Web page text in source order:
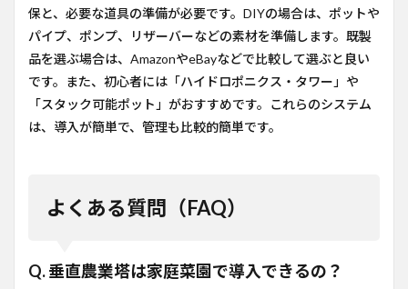
保と、必要な道具の準備が必要です。DIYの場合は、ポットや
パイプ、ポンプ、リザーバーなどの素材を準備します。既製
品を選ぶ場合は、AmazonやeBayなどで比較して選ぶと良い
です。また、初心者には「ハイドロポニクス・タワー」や
「スタック可能ポット」がおすすめです。これらのシステム
は、導入が簡単で、管理も比較的簡単です。
よくある質問（FAQ）
Q. 垂直農業塔は家庭菜園で導入できるの？